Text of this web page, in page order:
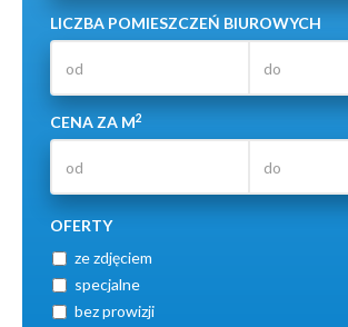
LICZBA POMIESZCZEŃ BIUROWYCH
CENA ZA M2
OFERTY
ze zdjęciem
specjalne
bez prowizji